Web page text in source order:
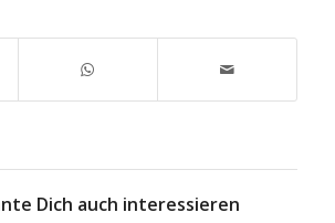
Dich auch interessieren